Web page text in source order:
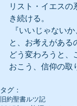
リスト・イエスの
き続ける。
と、お考えがある
どう変わろうと、
おこう、信仰の取
タグ：
旧約聖書ルツ記